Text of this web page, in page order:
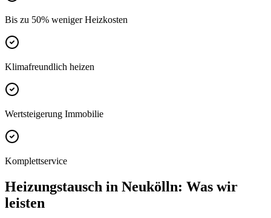
Bis zu 50% weniger Heizkosten
Klimafreundlich heizen
Wertsteigerung Immobilie
Komplettservice
Heizungstausch in Neukölln: Was wir
leisten